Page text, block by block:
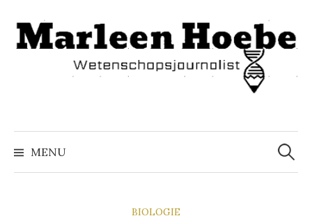
inhoud
springen
MENU
Zoeken
naar:
BIOLOGIE